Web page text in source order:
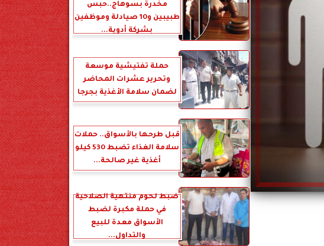
مخدرة بسوهاج..حبس
طبيبين و10 صيادلة وموظفين
بشركة أدوية...
حملة تفتيشية موسعة
وتحرير عشرات المحاضر
لضمان سلامة الأغذية بجرجا
قبل طرحها بالأسواق.. حملات
سلامة الغذاء تضبط 530 كيلو
أغذية غير صالحة...
ضبط لحوم منتهية الصلاحية
في حملة مكبرة لضبط
الأسواق معدة للبيع
والتداول...